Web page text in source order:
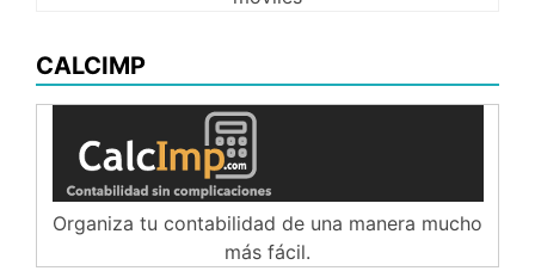
CALCIMP
Organiza tu contabilidad de una manera mucho
más fácil.